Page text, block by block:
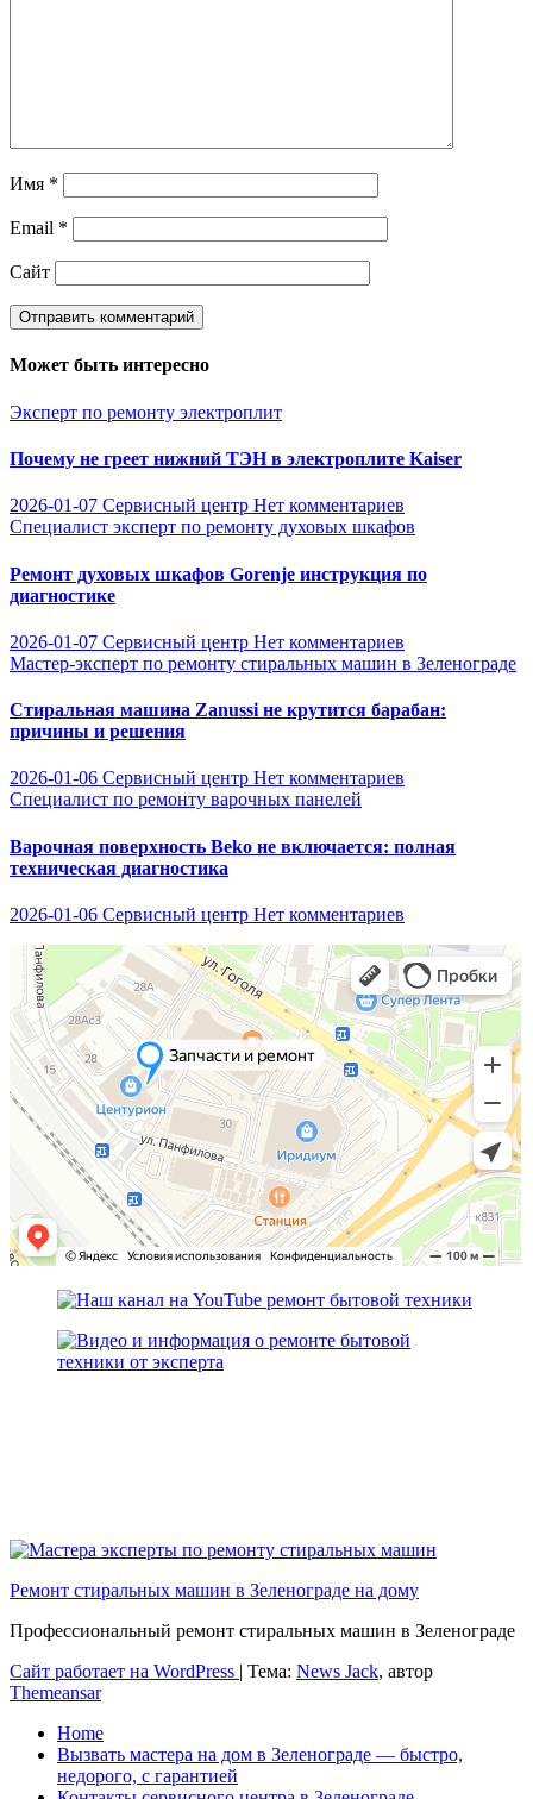
Имя *
Email *
Сайт
Может быть интересно
Эксперт по ремонту электроплит
Почему не греет нижний ТЭН в электроплите Kaiser
2026-01-07 Сервисный центр Нет комментариев
Специалист эксперт по ремонту духовых шкафов
Ремонт духовых шкафов Gorenje инструкция по
диагностике
2026-01-07 Сервисный центр Нет комментариев
Мастер-эксперт по ремонту стиральных машин в Зеленограде
Стиральная машина Zanussi не крутится барабан:
причины и решения
2026-01-06 Сервисный центр Нет комментариев
Специалист по ремонту варочных панелей
Варочная поверхность Beko не включается: полная
техническая диагностика
2026-01-06 Сервисный центр Нет комментариев
Ремонт стиральных машин в Зеленограде на дому
Профессиональный ремонт стиральных машин в Зеленограде
Сайт работает на WordPress | Тема: News Jack, автор
Themeansar
Home
Вызвать мастера на дом в Зеленограде — быстро,
недорого, с гарантией